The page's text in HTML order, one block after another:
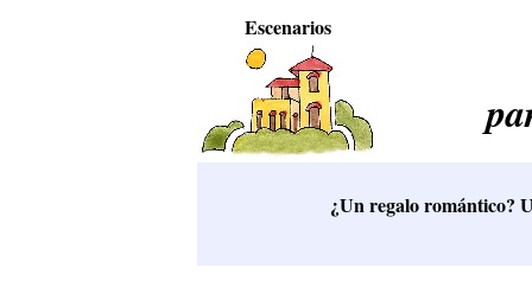
Escenarios
¿Un regalo romántico?